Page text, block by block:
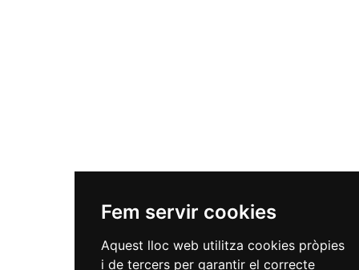
Fem servir cookies
Aquest lloc web utilitza cookies pròpies
i de tercers per garantir el correcte